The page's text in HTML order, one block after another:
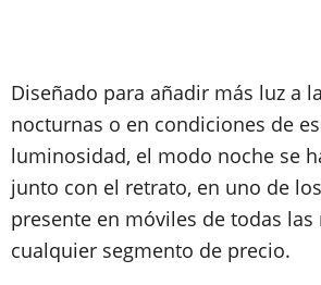
Diseñado para añadir más luz a
nocturnas o en condiciones de
luminosidad, el modo noche se
junto con el retrato, en uno de
presente en móviles de todas las
cualquier segmento de precio.